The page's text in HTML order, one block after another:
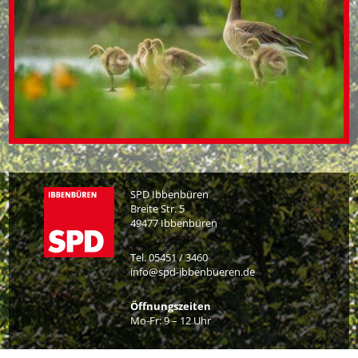
Christian Stermann
Ralf Stieneker
Christa Telljohann
Renate Veit
Karl-Heinz Völler
Michael Vogelwiesche
Angelika Wedderhoff
Uwe Wobben
Anträge
Haushaltsrede
SPD Ibbenbüren
Breite Str. 5
49477 Ibbenbüren
Tel. 05451 / 3460
info@spd-ibbenbueren.de
Öffnungszeiten
Mo-Fr: 9 – 12 Uhr